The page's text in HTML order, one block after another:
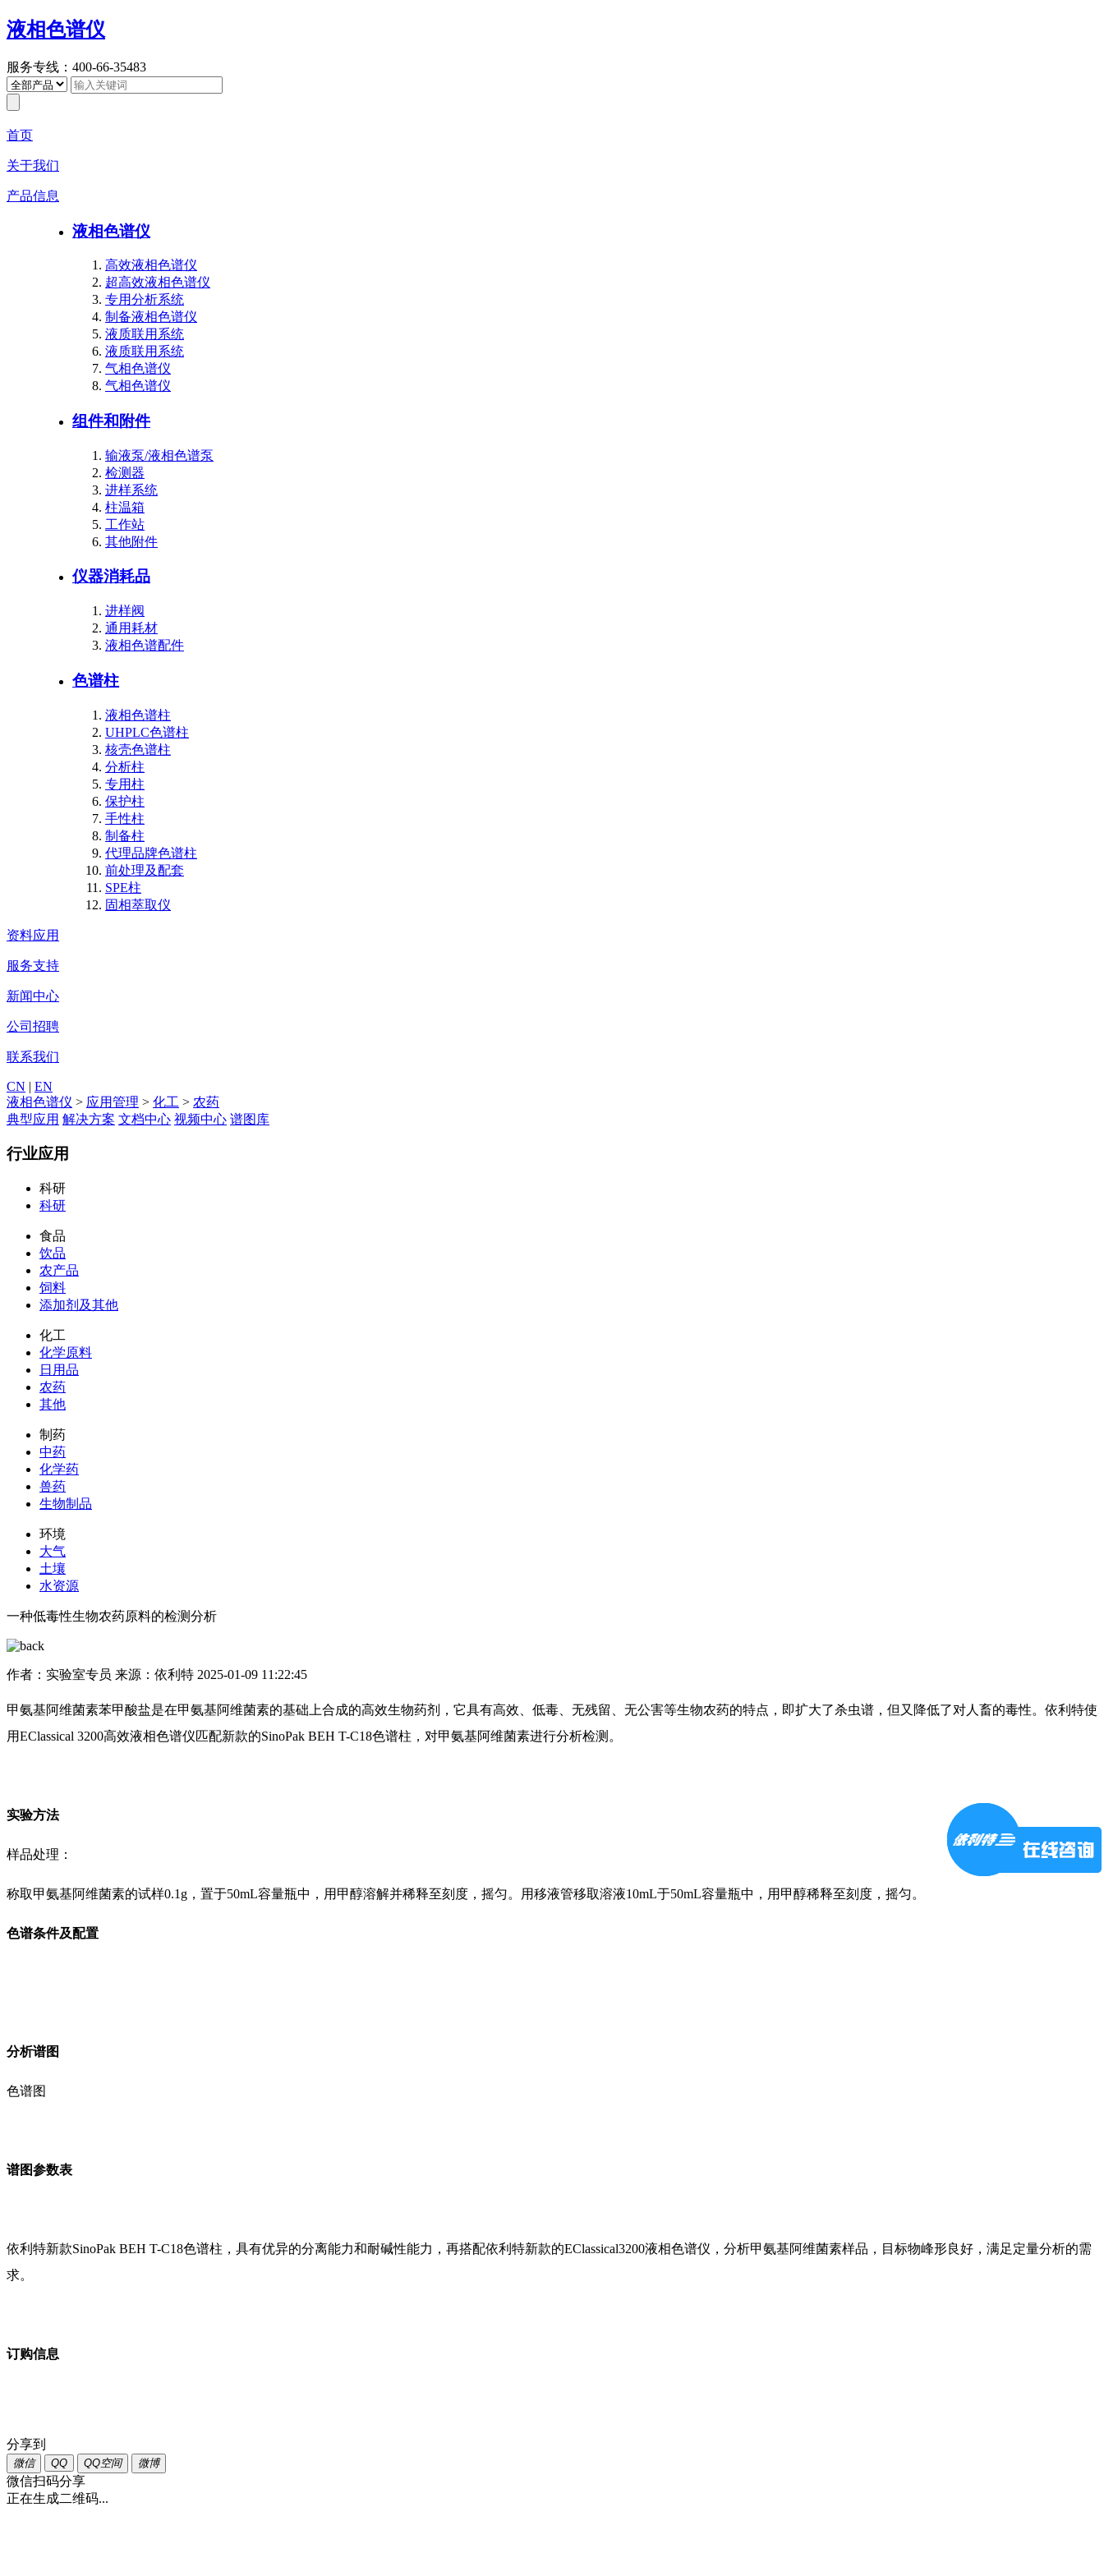
液相色谱仪
服务专线：400-66-35483
首页
关于我们
产品信息
液相色谱仪
高效液相色谱仪
超高效液相色谱仪
专用分析系统
制备液相色谱仪
液质联用系统
液质联用系统
气相色谱仪
气相色谱仪
组件和附件
输液泵/液相色谱泵
检测器
进样系统
柱温箱
工作站
其他附件
仪器消耗品
进样阀
通用耗材
液相色谱配件
色谱柱
液相色谱柱
UHPLC色谱柱
核壳色谱柱
分析柱
专用柱
保护柱
手性柱
制备柱
代理品牌色谱柱
前处理及配套
SPE柱
固相萃取仪
资料应用
服务支持
新闻中心
公司招聘
联系我们
CN | EN
液相色谱仪 > 应用管理 > 化工 > 农药
典型应用 解决方案 文档中心 视频中心 谱图库
行业应用
科研
科研
食品
饮品
农产品
饲料
添加剂及其他
化工
化学原料
日用品
农药
其他
制药
中药
化学药
兽药
生物制品
环境
大气
土壤
水资源
一种低毒性生物农药原料的检测分析
作者：实验室专员 来源：依利特 2025-01-09 11:22:45
甲氨基阿维菌素苯甲酸盐是在甲氨基阿维菌素的基础上合成的高效生物药剂，它具有高效、低毒、无残留、无公害等生物农药的特点，即扩大了杀虫谱，但又降低了对人畜的毒性。依利特使
用EClassical 3200高效液相色谱仪匹配新款的SinoPak BEH T-C18色谱柱，对甲氨基阿维菌素进行分析检测。
实验方法
样品处理：
称取甲氨基阿维菌素的试样0.1g，置于50mL容量瓶中，用甲醇溶解并稀释至刻度，摇匀。用移液管移取溶液10mL于50mL容量瓶中，用甲醇稀释至刻度，摇匀。
色谱条件及配置
分析谱图
色谱图
谱图参数表
依利特新款SinoPak BEH T-C18色谱柱，具有优异的分离能力和耐碱性能力，再搭配依利特新款的EClassical3200液相色谱仪，分析甲氨基阿维菌素样品，目标物峰形良好，满足定量分析的需
求。
订购信息
分享到
微信 QQ QQ空间 微博
微信扫码分享
正在生成二维码...